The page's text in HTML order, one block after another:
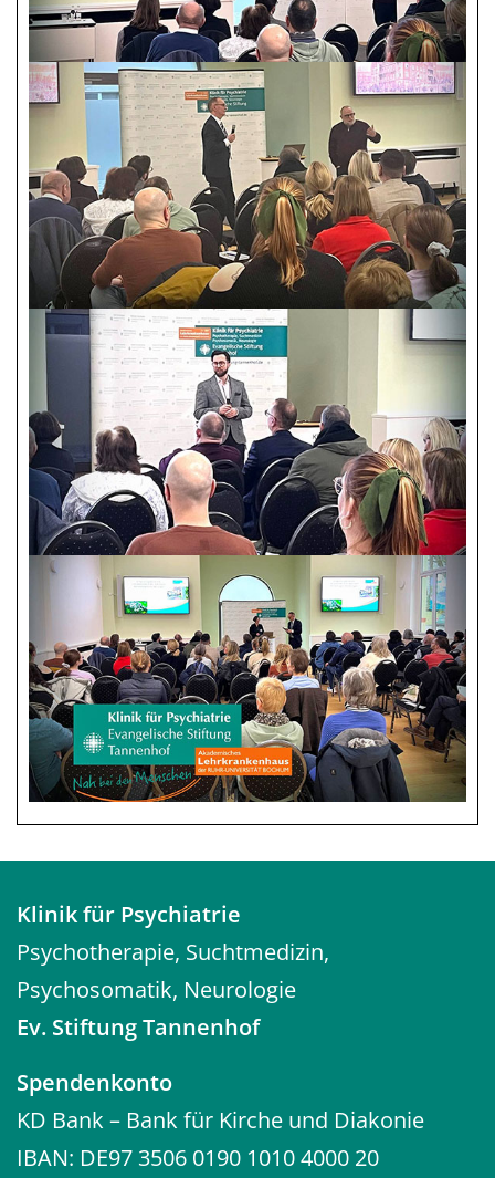
Klinik für Psychiatrie
Psychotherapie, Suchtmedizin,
Psychosomatik, Neurologie
Ev. Stiftung Tannenhof
Spendenkonto
KD Bank – Bank für Kirche und Diakonie
IBAN: DE97 3506 0190 1010 4000 20